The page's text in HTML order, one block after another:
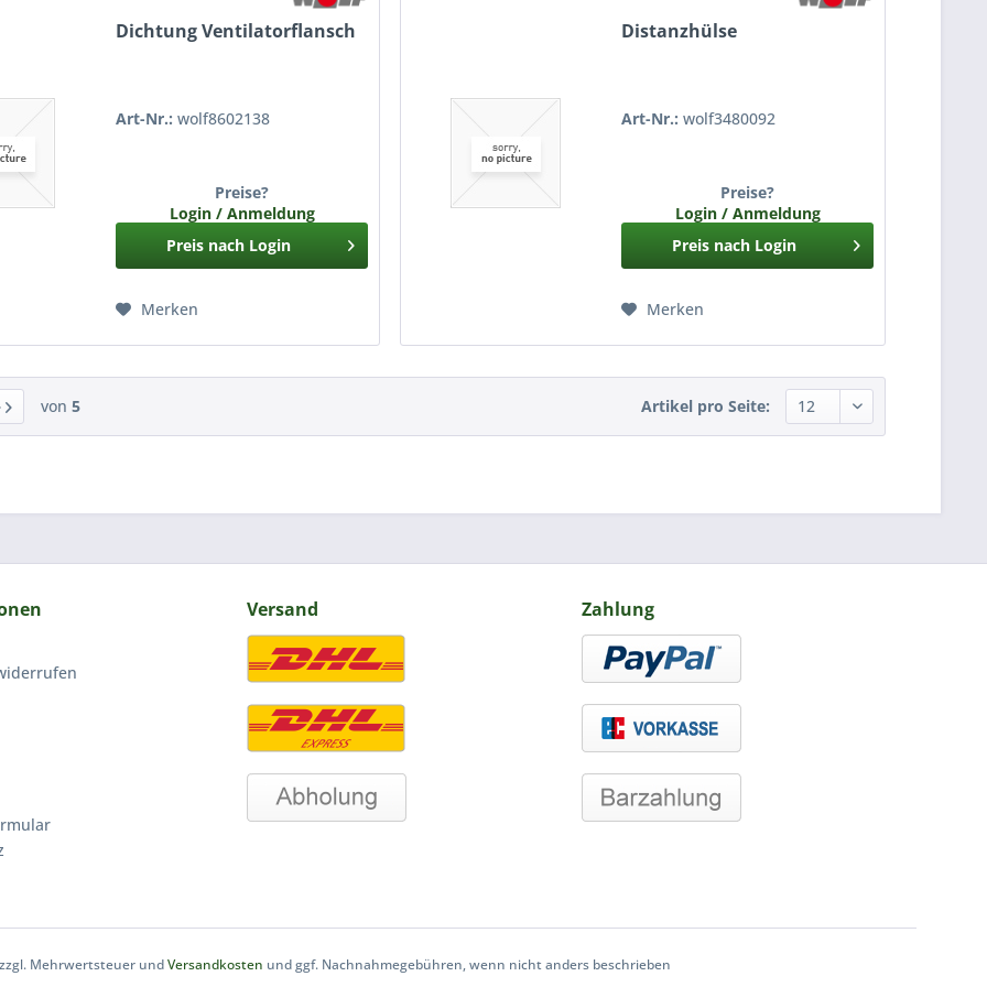
Dichtung Ventilatorflansch
Art-Nr.: wolf8602138
Preise?
Login / Anmeldung
Preis nach Login
Merken
Distanzhülse
Art-Nr.: wolf3480092
Preise?
Login / Anmeldung
Preis nach Login
Merken
von 5 Artikel pro Seite:
Versand Zahlung
Mehrwertsteuer undVersandkosten und ggf. Nachnahmegebühren, wenn nicht anders beschrieben